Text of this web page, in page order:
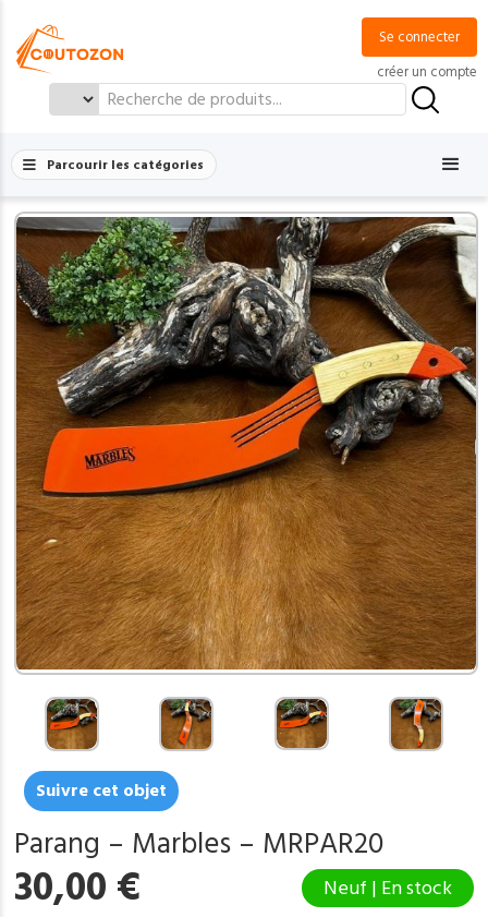
Search
Se connecter
créer un compte
Parcourir les catégories
Suivre cet objet
Parang – Marbles – MRPAR20
30,00 € Neuf | En stock